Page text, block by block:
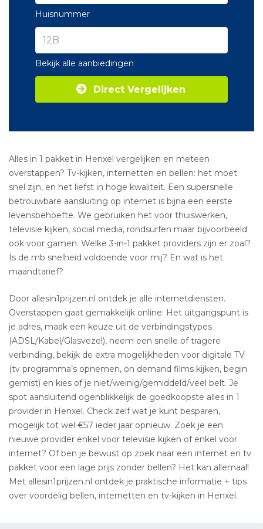
Huisnummer
Bekijk alle aanbiedingen
Direct Vergelijken
Alles in 1 pakket in Henxel vergelijken en meteen
overstappen? Tv-kijken, internetten en bellen: het moet
snel zijn, en het liefst in hoge kwaliteit. Een supersnelle
betrouwbare aansluiting op internet is bijna een eerste
levensbehoefte. We gebruiken het voor thuiswerken,
televisie kijken, social media, rondsurfen maar bijvoorbeeld
ook voor gamen. Welke 3-in-1 pakket providers zijn er zoal?
Is de mb snelheid voldoende voor mij? En wat is het
maandtarief?
Door allesin1prijzen.nl ontdek je alle internetdiensten.
Overstappen gaat gemakkelijk online. Het uitgangspunt is
je adres, maak een keuze uit de verbindingstypes
(ADSL/Kabel/Glasvezel), neem een snelle of tragere
verbinding, bekijk de extra mogelijkheden voor digitale TV
(tv programma’s opnemen, on demand films kijken, begin
gemist) en kies of je niet/weinig/gemiddeld/veel belt. Je
spot aansluitend ogenblikkelijk de goedkoopste alles in 1
provider in Henxel. Check zelf wat je kunt besparen,
mogelijk tot wel €57 ieder jaar opnieuw. Zoek je een
nieuwe provider enkel voor televisie kijken of enkel voor
internet? Of ben je bewust op zoek naar een internet en tv
pakket voor een lage prijs zonder bellen? Het kan allemaal!
Met allesin1prijzen.nl ontdek je praktische informatie + tips
over voordelig bellen, internetten en tv-kijken in Henxel.